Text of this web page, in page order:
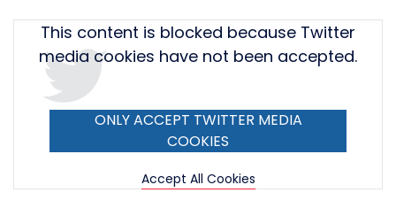
TweetThis content is blocked because Twitter
media cookies have not been accepted.
ONLY ACCEPT TWITTER MEDIA
COOKIES
Accept All Cookies